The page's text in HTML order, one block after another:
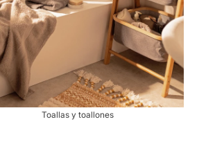
Toallas y toallones